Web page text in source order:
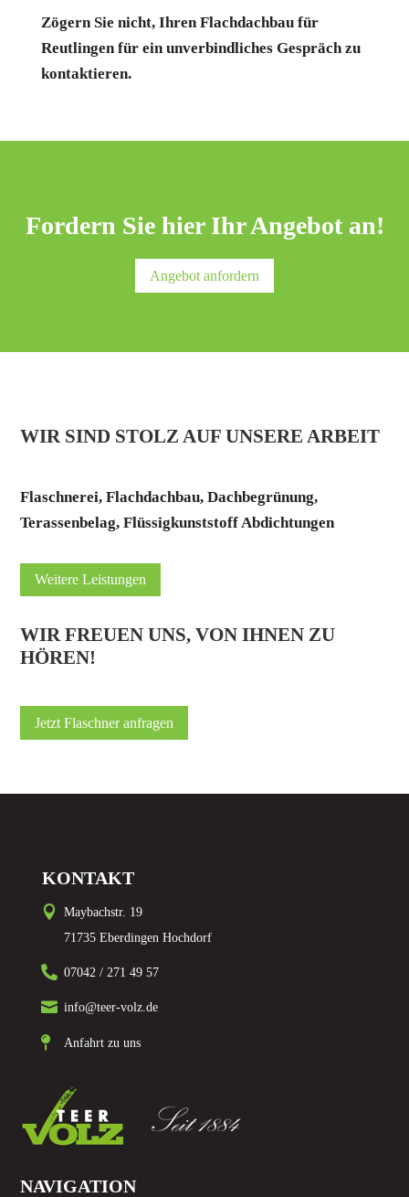
Zögern Sie nicht, Ihren Flachdachbau für
Reutlingen für ein unverbindliches Gespräch zu
kontaktieren.
Fordern Sie hier Ihr Angebot an!
Angebot anfordern
WIR SIND STOLZ AUF UNSERE ARBEIT
Flaschnerei, Flachdachbau, Dachbegrünung,
Terassenbelag, Flüssigkunststoff Abdichtungen
Weitere Leistungen
WIR FREUEN UNS, VON IHNEN ZU
HÖREN!
Jetzt Flaschner anfragen
KONTAKT

Maybachstr. 19
71735 Eberdingen Hochdorf
 07042 / 271 49 57
 info@teer-volz.de
 Anfahrt zu uns
NAVIGATION